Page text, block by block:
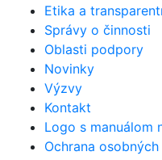
Etika a
Správy o činnosti
Oblasti podpory
Novinky
Výzvy
Kontakt
Logo s manuálom
Ochrana